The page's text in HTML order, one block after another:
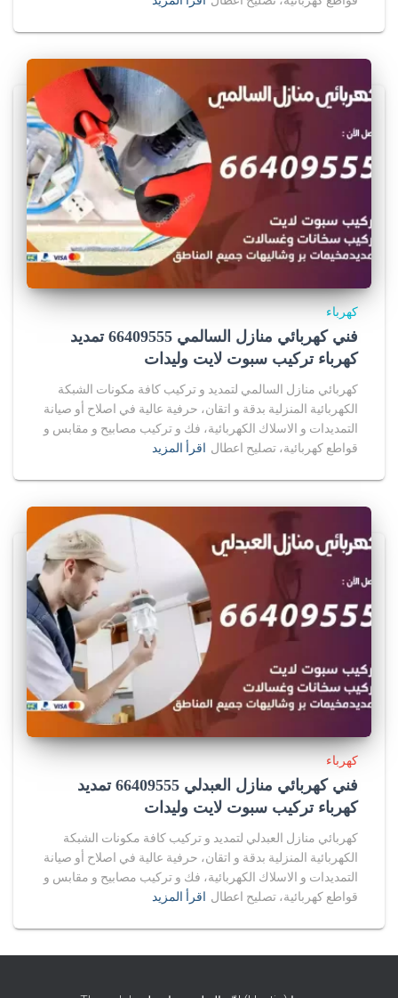
كهرباء
فني كهربائي منازل السالمي 66409555 تمديد
كهرباء تركيب سبوت لايت وليدات
كهربائي منازل السالمي لتمديد و تركيب كافة مكونات الشبكة
الكهربائية المنزلية بدقة و اتقان، حرفية عالية في اصلاح أو صيانة
التمديدات و الاسلاك الكهربائية، فك و تركيب مصابيح و مقابس و
قواطع كهربائية، تصليح اعطال اقرأ المزيد
كهرباء
فني كهربائي منازل العبدلي 66409555 تمديد
كهرباء تركيب سبوت لايت وليدات
كهربائي منازل العبدلي لتمديد و تركيب كافة مكونات الشبكة
الكهربائية المنزلية بدقة و اتقان، حرفية عالية في اصلاح أو صيانة
التمديدات و الاسلاك الكهربائية، فك و تركيب مصابيح و مقابس و
قواطع كهربائية، تصليح اعطال اقرأ المزيد